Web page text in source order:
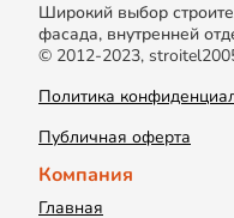
Широкий выбор
фасада, внутренней
© 2012-2023,
Политика
Публичная оферта
Компания
Главная